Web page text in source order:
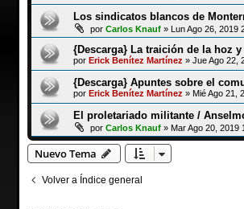
Los sindicatos blancos de
por Carlos Knauf» Lun Ago 26, 2019
{Descarga} La traición de la hoz
por Erick Benítez Martínez » Jue Ago 22,
{Descarga} Apuntes sobre el
por Erick Benítez Martínez » Mié Ago 21,
El proletariado militante /
por Carlos Knauf» Mar Ago 20, 2019
Nuevo Tema
Volver a Índice general